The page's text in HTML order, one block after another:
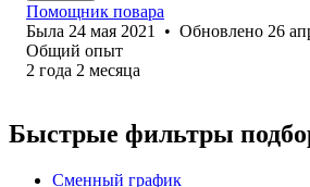
Помощник повара
Была 24 мая 2021 • Обновлено 26
Общий опыт
2 года 2 месяца
Быстрые фильтры
Сменный график